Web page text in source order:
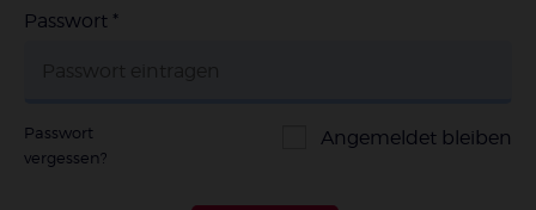
Passwort *
Passwort
vergessen?
Angemeldet bleiben